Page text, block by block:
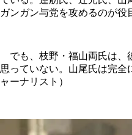
ガンガン与党を攻めるのが役
でも、枝野・福山両氏は、
思っていない。山尾氏は完全
ャーナリスト）